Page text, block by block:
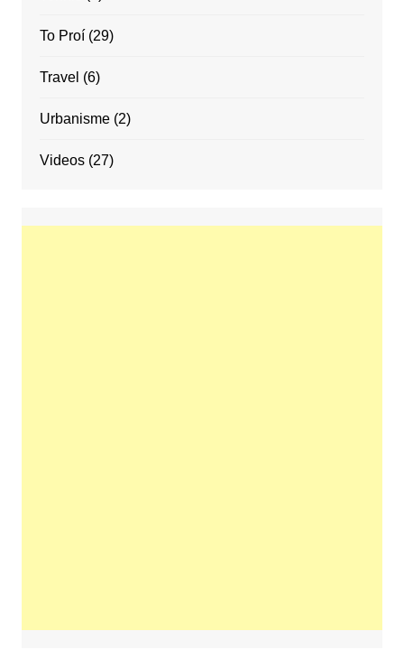
To Proí(29)
Travel (6)
Urbanisme(2)
Videos(27)